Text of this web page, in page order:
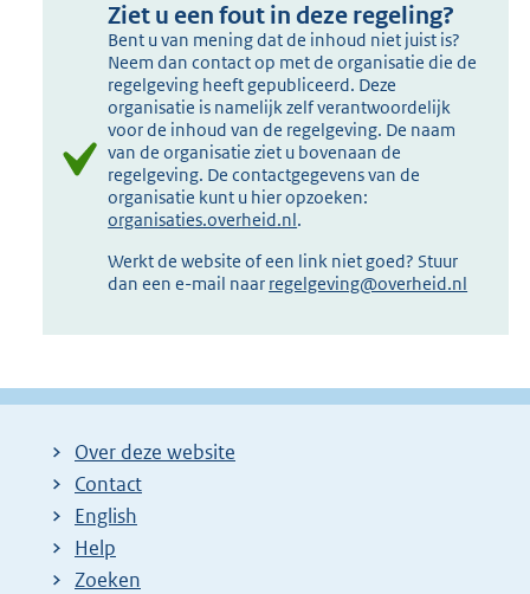
Ziet u een fout in deze regeling?
Bent u van mening dat de inhoud niet juist is?
Neem dan contact op met de organisatie die de
regelgeving heeft gepubliceerd. Deze
organisatie is namelijk zelf verantwoordelijk
voor de inhoud van de regelgeving. De naam
van de organisatie ziet u bovenaan de
regelgeving. De contactgegevens van de
organisatie kunt u hier opzoeken:
organisaties.overheid.nl.
Werkt de website of een link niet goed? Stuur
dan een e-mail naar regelgeving@overheid.nl
Over deze website
Contact
English
Help
Zoeken